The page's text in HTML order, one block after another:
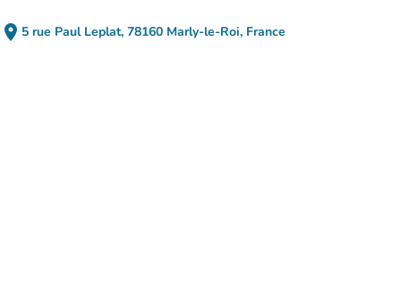
place 5 rue Paul Leplat, 78160 Marly-le-Roi, France
(ouvrir dans Google Maps)
(nouvel onglet)